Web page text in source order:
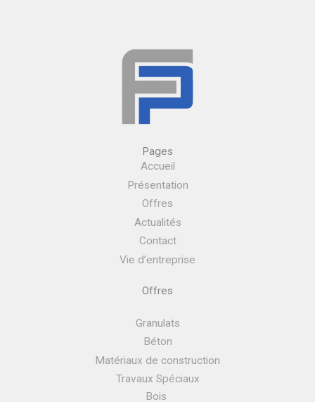
Pages
Accueil
Présentation
Offres
Actualités
Contact
Vie d’entreprise
Offres
Granulats
Béton
Matériaux de construction
Travaux Spéciaux
Bois